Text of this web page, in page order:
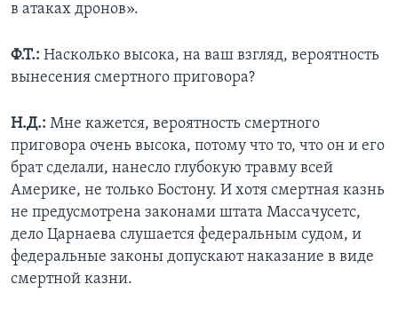
в атаках дронов».
Ф.Т.: Насколько высока, на ваш взгляд, вероятность
вынесения смертного приговора?
Н.Д.: Мне кажется, вероятность смертного
приговора очень высока, потому что то, что он и его
брат сделали, нанесло глубокую травму всей
Америке, не только Бостону. И хотя смертная казнь
не предусмотрена законами штата Массачусетс,
дело Царнаева слушается федеральным судом, и
федеральные законы допускают наказание в виде
смертной казни.